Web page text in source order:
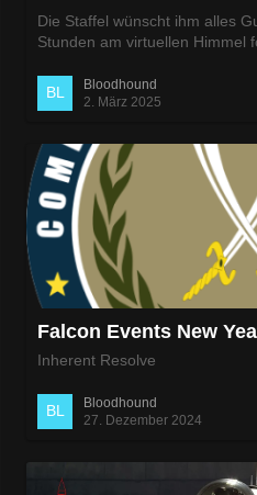
Die Staffel wünscht ihm alles
Stunden am virtuellen Himmel
Bloodhound
2. März 2025
Falcon Events New
Inherent Resolve
Bloodhound
27. Dezember 2024